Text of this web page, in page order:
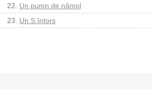
22. Un pumn de nămol
23. Un S întors